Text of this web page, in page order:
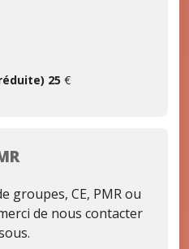
25 €
groupes, CE, PMR ou
de nous contacter